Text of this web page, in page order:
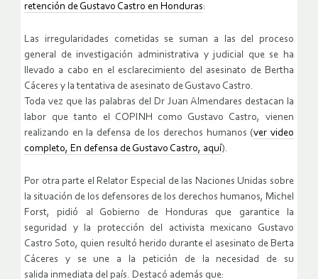
retención de Gustavo Castro en Honduras:
Las irregularidades cometidas se suman a las del proceso
general de investigación administrativa y judicial que se ha
llevado a cabo en el esclarecimiento del asesinato de Bertha
Cáceres y la tentativa de asesinato de Gustavo Castro.
Toda vez que las palabras del Dr Juan Almendares destacan la
labor que tanto el COPINH como Gustavo Castro, vienen
realizando en la defensa de los derechos humanos (ver video
completo, En defensa de Gustavo Castro, aquí).
Por otra parte el Relator Especial de las Naciones Unidas sobre
la situación de los defensores de los derechos humanos, Michel
Forst, pidió al Gobierno de Honduras que garantice la
seguridad y la protección del activista mexicano Gustavo
Castro Soto, quien resultó herido durante el asesinato de Berta
Cáceres y se une a la petición de la necesidad de su
salida inmediata del país. Destacó además que: